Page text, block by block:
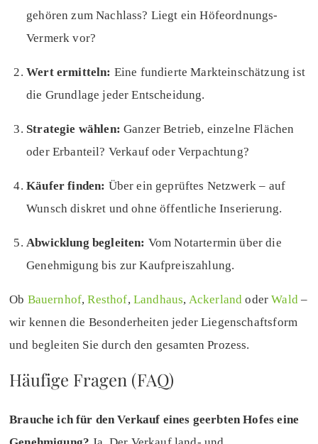
gehören zum Nachlass? Liegt ein Höfeordnungs-
Vermerk vor?
Wert ermitteln: Eine fundierte Markteinschätzung ist
die Grundlage jeder Entscheidung.
Strategie wählen: Ganzer Betrieb, einzelne Flächen
oder Erbanteil? Verkauf oder Verpachtung?
Käufer finden: Über ein geprüftes Netzwerk – auf
Wunsch diskret und ohne öffentliche Inserierung.
Abwicklung begleiten: Vom Notartermin über die
Genehmigung bis zur Kaufpreiszahlung.
Ob Bauernhof,Resthof, Landhaus, Ackerland oderWald–
wir kennen die Besonderheiten jeder Liegenschaftsform
und begleiten Sie durch den gesamten Prozess.
Häufige Fragen (FAQ)
Brauche ich für den Verkauf eines geerbten Hofes eine